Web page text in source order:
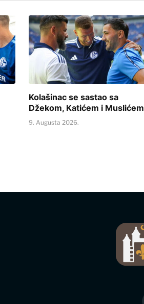
Kolašinac se sastao sa
Džekom, Katićem i Muslićem
9. Augusta 2026.